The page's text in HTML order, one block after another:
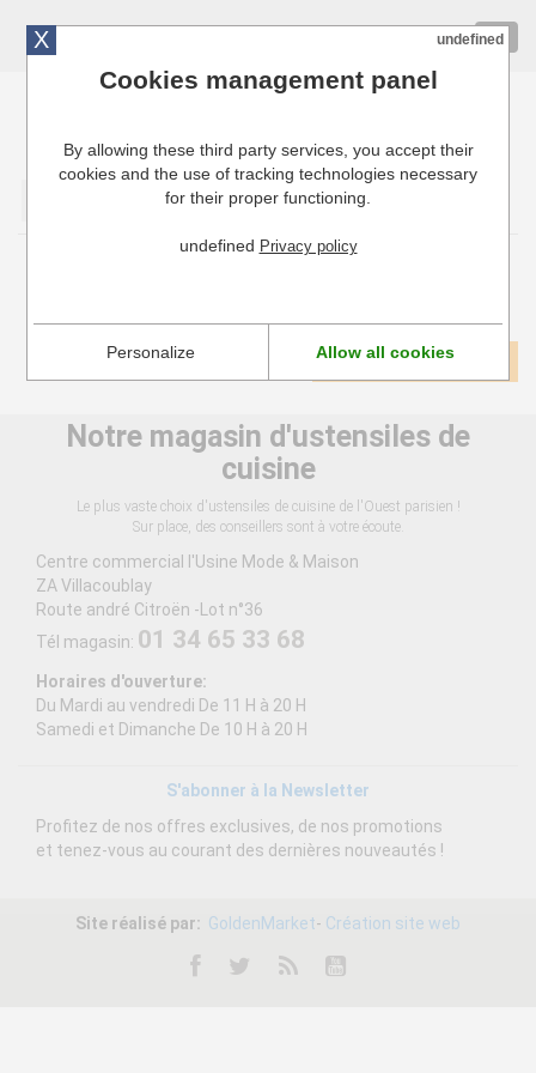
Cuisinresto: Ustensiles de cuisine pour professionnels
Voir tous les produits
Notre magasin d'ustensiles de
cuisine
Le plus vaste choix d'ustensiles de cuisine de l'Ouest parisien !
Sur place, des conseillers sont à votre écoute.
Centre commercial l'Usine Mode & Maison
ZA Villacoublay
Route andré Citroën -Lot n°36
Tél magasin: 01 34 65 33 68
Horaires d'ouverture:
Du Mardi au vendredi De 11 H à 20 H
Samedi et Dimanche De 10 H à 20 H
S'abonner à la Newsletter
Profitez de nos offres exclusives, de nos promotions
et tenez-vous au courant des dernières nouveautés !
Site réalisé par: GoldenMarket- Création site web
X undefined
Cookies management panel
By allowing these third party services, you accept their
cookies and the use of tracking technologies necessary
for their proper functioning.
undefined Privacy policy
Personalize Allow all cookies